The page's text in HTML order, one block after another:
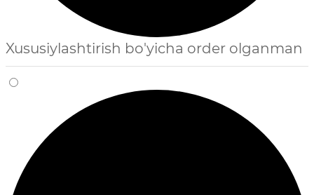
Xususiylashtirish bo'yicha order olganman